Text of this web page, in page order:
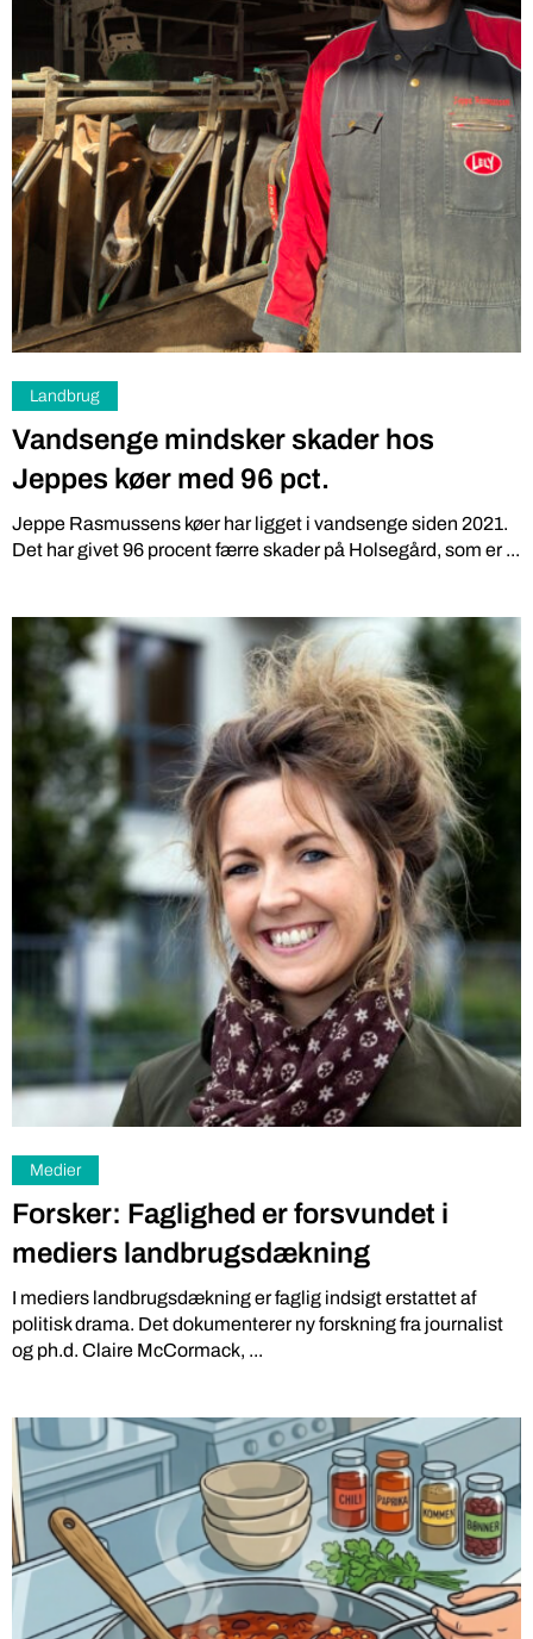
Landbrug
Vandsenge mindsker skader hos
Jeppes køer med 96 pct.
Jeppe Rasmussens køer har ligget i vandsenge siden 2021.
Det har givet 96 procent færre skader på Holsegård, som er ...
Medier
Forsker: Faglighed er forsvundet i
mediers landbrugsdækning
I mediers landbrugsdækning er faglig indsigt erstattet af
politisk drama. Det dokumenterer ny forskning fra journalist
og ph.d. Claire McCormack, ...